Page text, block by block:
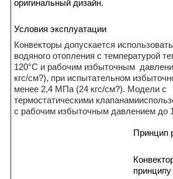
оригинальный дизайн.
Условия эксплуатации
Конвекторы допускается
водяного отопления с температурой
120°С и рабочим избыточным
кгс/см?), при испытательном
менее 2,4 МПа (24 кгс/см?). Модели с
термостатическими
с рабочим избыточным давлением до
Принцип
принципу